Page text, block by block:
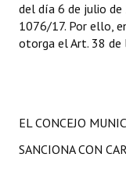
del día 6 de julio de
1076/17. Por ello,
otorga el Art. 38 de
EL CONCEJO
SANCIONA CON